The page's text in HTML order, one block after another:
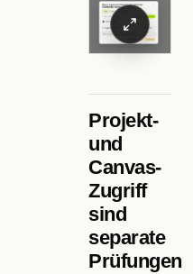
Projekt-
und
Canvas-
Zugriff
sind
separate
Prüfungen